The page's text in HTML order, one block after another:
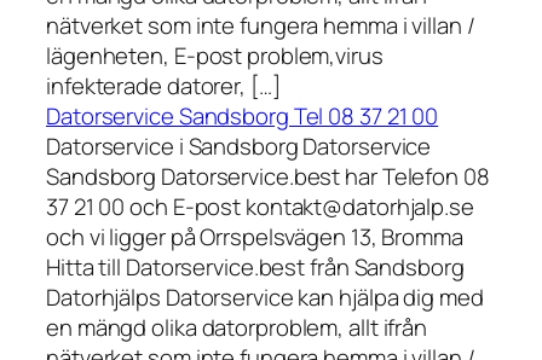
nätverket som inte fungera hemma i villan /
lägenheten, E-post problem,virus
infekterade datorer, […]
Datorservice Sandsborg Tel 08 37 21 00
Datorservice i Sandsborg Datorservice
Sandsborg Datorservice.best har Telefon 08
37 21 00 och E-post kontakt@datorhjalp.se
och vi ligger på Orrspelsvägen 13, Bromma
Hitta till Datorservice.best från Sandsborg
Datorhjälps Datorservice kan hjälpa dig med
en mängd olika datorproblem, allt ifrån